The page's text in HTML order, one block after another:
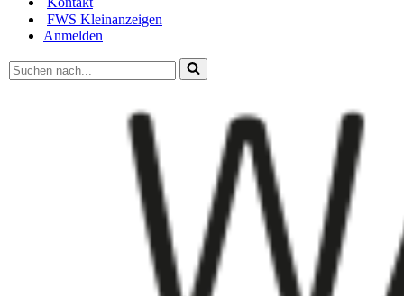
FWS Kleinanzeigen
Anmelden
Suchen
nach …